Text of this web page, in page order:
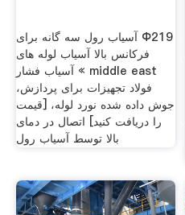
آسیاب رول سه گانه برای Φ219
فرکانس بالا آسیاب لوله های
آسیاب فشار « middle east
فولاد تجهیزات برای پردازش،
جوش داده شده نورد لوله، [قیمت
را دریافت کنید] اتصال در دمای
بالا توسط آسیاب رول